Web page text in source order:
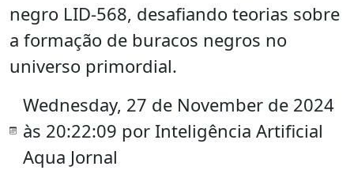
negro LID-568, desafiando teorias sobre
a formação de buracos negros no
universo primordial.
Wednesday, 27 de November de 2024
às 20:22:09 por Inteligência Artificial
Aqua Jornal